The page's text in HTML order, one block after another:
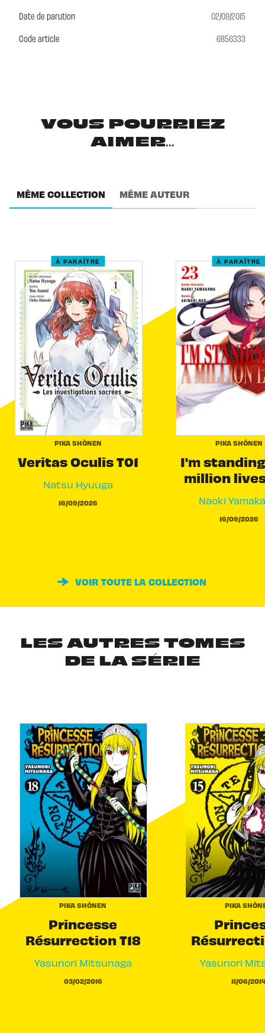
Date de parution
02/09/2015
Code article
6856333
VOUS POURRIEZ
AIMER...
MÊME COLLECTION MÊME AUTEUR
À PARAÎTRE
PIKA SHÔNEN
Veritas Oculis T01
Natsu Hyuuga
16/09/2026
À PARAÎTRE
PIKA SHÔNEN
I'm
million
Naoki
16/09/2026
VOIR TOUTE LA COLLECTION
LES AUTRES TOMES
DE LA SÉRIE
PIKA SHÔNEN
Princesse
Résurrection T18
Yasunori Mitsunaga
03/02/2016
PIKA
Yasunori
11/06/